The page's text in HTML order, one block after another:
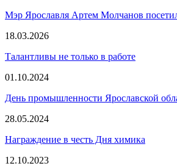
Мэр Ярославля Артем Молчанов
18.03.2026
Талантливы не только в работе
01.10.2024
День промышленности Ярославской
28.05.2024
Награждение в честь Дня химика
12.10.2023